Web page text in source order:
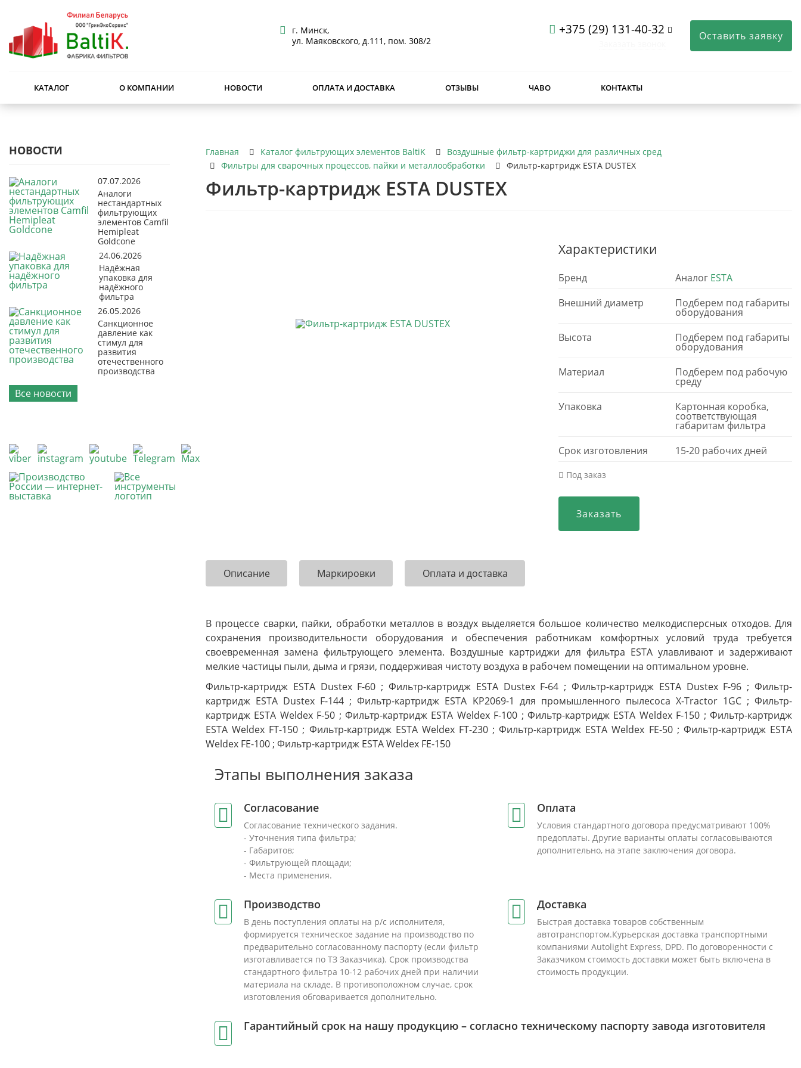
г. Минск,
ул. Маяковского, д.111, пом. 308/2
+375 (29) 131-40-32 Оставить заявку
КАТАЛОГ О КОМПАНИИ НОВОСТИ ОПЛАТА И ДОСТАВКА ОТЗЫВЫ ЧАВО КОНТАКТЫ
НОВОСТИ
07.07.2026
Аналоги
нестандартных
фильтрующих
элементов Camfil
Hemipleat
Goldcone
24.06.2026
Надёжная
упаковка для
надёжного
фильтра
26.05.2026
Санкционное
давление как
стимул для
развития
отечественного
производства
Все новости
Главная Каталог фильтрующих элементов BaltiK
Воздушные фильтр-картриджи для различных сред
Фильтры для сварочных процессов, пайки и металлообработки
Фильтр-картридж ESTA DUSTEX
Фильтр-картридж ESTA DUSTEX
Характеристики
Бренд Аналог ESTA
Внешний диаметр
Подберем под габариты
оборудования
Высота
Подберем под габариты
оборудования
Материал
Подберем под рабочую
среду
Упаковка
Картонная коробка,
соответствующая
габаритам фильтра
Срок изготовления
15-20 рабочих дней
Под заказ
Заказать
Описание Маркировки Оплата и доставка
В процессе сварки, пайки, обработки металлов в воздух выделяется большое количество мелкодисперсных отходов. Для
сохранения производительности оборудования и обеспечения работникам комфортных условий труда требуется
своевременная замена фильтрующего элемента. Воздушные картриджи для фильтра ESTA улавливают и задерживают
мелкие частицы пыли, дыма и грязи, поддерживая чистоту воздуха в рабочем помещении на оптимальном уровне.
Фильтр-картридж ESTA Dustex F-60 ; Фильтр-картридж ESTA Dustex F-64 ; Фильтр-картридж ESTA Dustex F-96 ; Фильтр-
картридж ESTA Dustex F-144 ; Фильтр-картридж ESTA KP2069-1 для промышленного пылесоса X-Tractor 1GC ; Фильтр-
картридж ESTA Weldex F-50 ; Фильтр-картридж ESTA Weldex F-100 ; Фильтр-картридж ESTA Weldex F-150 ; Фильтр-картридж
ESTA Weldex FT-150 ; Фильтр-картридж ESTA Weldex FT-230 ; Фильтр-картридж ESTA Weldex FE-50 ; Фильтр-картридж ESTA
Weldex FE-100 ; Фильтр-картридж ESTA Weldex FE-150
Этапы выполнения заказа
Согласование
Согласование технического задания.
- Уточнения типа фильтра;
- Габаритов;
- Фильтрующей площади;
- Места применения.
Оплата
Условия стандартного договора предусматривают 100%
предоплаты. Другие варианты оплаты согласовываются
дополнительно, на этапе заключения договора.
Производство
В день поступления оплаты на р/с исполнителя,
формируется техническое задание на производство по
предварительно согласованному паспорту (если фильтр
изготавливается по ТЗ Заказчика). Срок производства
стандартного фильтра 10-12 рабочих дней при наличии
материала на складе. В противоположном случае, срок
изготовления обговаривается дополнительно.
Доставка
Быстрая доставка товаров собственным
автотранспортом.Курьерская доставка транспортными
компаниями Autolight Express, DPD. По договоренности с
Заказчиком стоимость доставки может быть включена в
стоимость продукции.
Гарантийный срок на нашу продукцию – согласно техническому паспорту завода изготовителя